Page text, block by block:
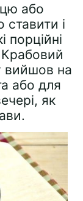
або
і
порційні
вийшов на
або для
як